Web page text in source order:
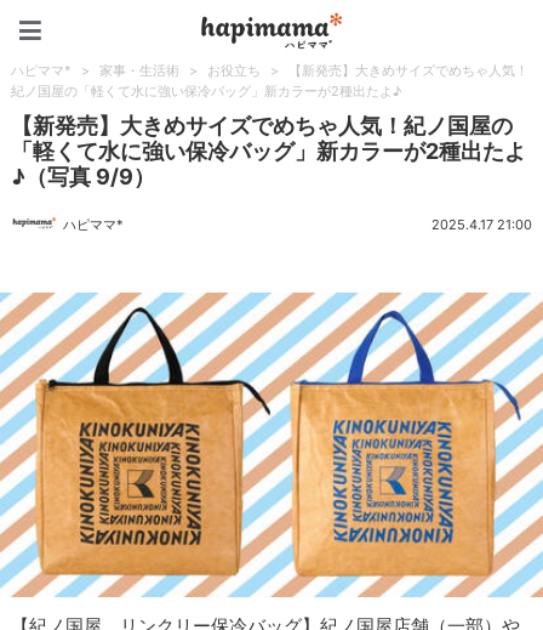
ハピママ* > 家事・生活術 > お役立ち >
【新発売】大きめサイズでめちゃ人気！
紀ノ国屋の「軽くて水に強い保冷バッグ」新カラーが2種出たよ♪
【新発売】大きめサイズでめちゃ人気！紀ノ国屋の
「軽くて水に強い保冷バッグ」新カラーが2種出たよ
♪（写真 9/9）
ハピママ* 2025.4.17 21:00